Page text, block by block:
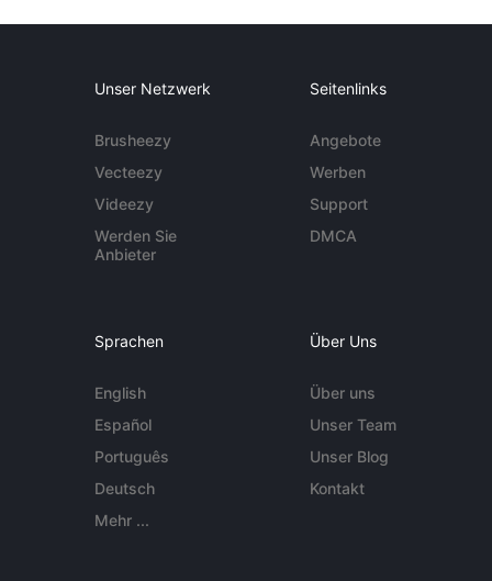
Unser Netzwerk
Brusheezy
Vecteezy
Videezy
Werden Sie
Anbieter
Seitenlinks
Angebote
Werben
Support
DMCA
Sprachen
English
Español
Português
Deutsch
Mehr ...
Über Uns
Über uns
Unser Team
Unser Blog
Kontakt